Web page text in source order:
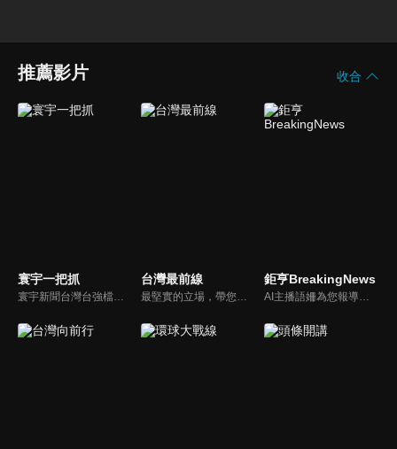
推薦影片 收合
寰宇一把抓 台灣最前線 鉅亨BreakingNews
AI主播語姍為您報導【鉅亨Breaking News】！每週播報大事，讓新聞更貼近你！